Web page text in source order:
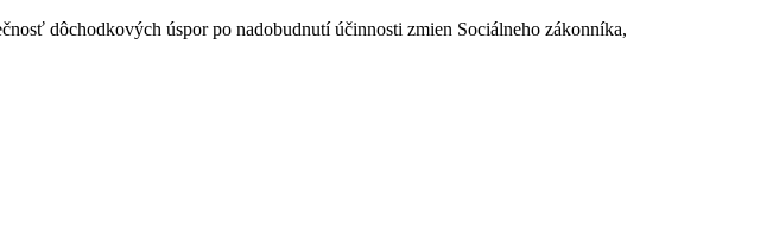
dôchodkových úspor po nadobudnutí účinnosti zmien Sociálneho zákonníka,